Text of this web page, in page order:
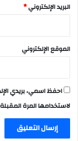
البريد الإلكتروني*
الموقع الإلكتروني
احفظ اسمي، بريدي
لاستخدامها المرة